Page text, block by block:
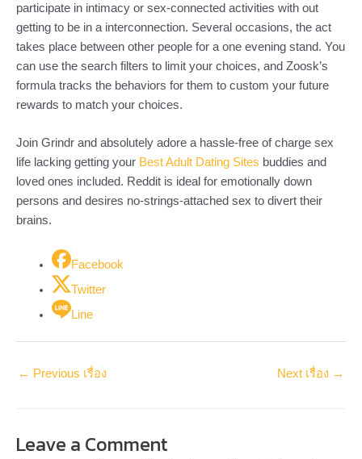
participate in intimacy or sex-connected activities with out
getting to be in a interconnection. Several occasions, the act
takes place between other people for a one evening stand. You
can use the search filters to limit your choices, and Zoosk’s
formula tracks the behaviors for them to custom your future
rewards to match your choices.
Join Grindr and absolutely adore a hassle-free of charge sex
life lacking getting your Best Adult Dating Sites buddies and
loved ones included. Reddit is ideal for emotionally down
persons and desires no-strings-attached sex to divert their
brains.
Facebook
Twitter
Line
← Previous เรื่อง Next เรื่อง →
Leave a Comment